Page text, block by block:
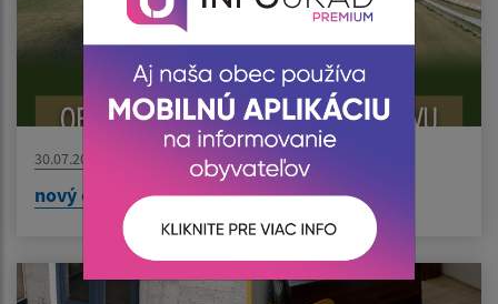
30.07.2026
nový článok